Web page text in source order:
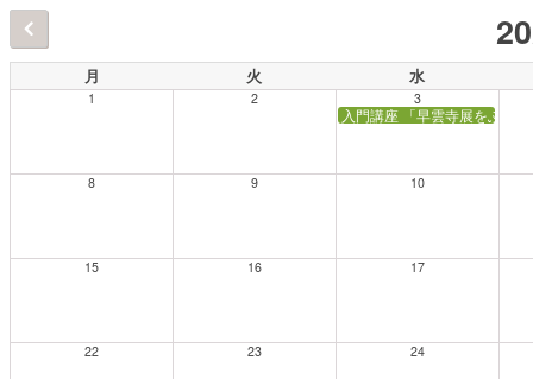
月 火 水
1 2 3
入門講座 「早雲寺展をふか
8 9 10
15 16 17
22 23 24